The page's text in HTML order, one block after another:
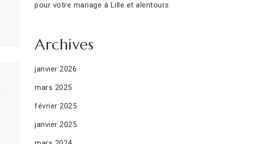
pour votre mariage à Lille et alentours
Archives
janvier 2026
mars 2025
février 2025
janvier 2025